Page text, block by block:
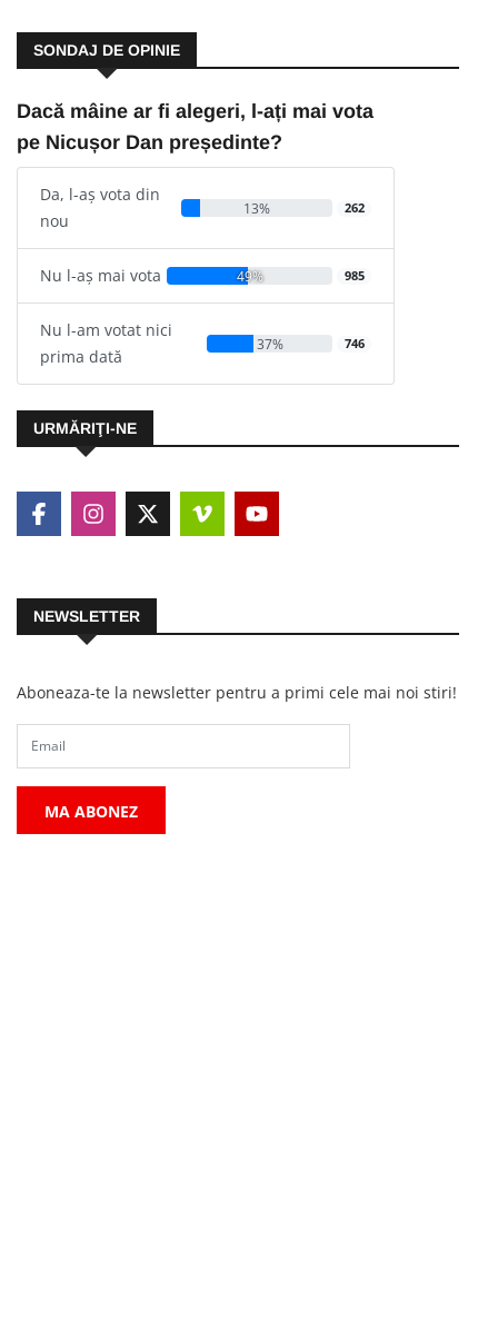
SONDAJ DE OPINIE
Dacă mâine ar fi alegeri, l-ați mai vota
pe Nicușor Dan președinte?
Da, l-aș vota din
nou
13% 262
Nu l-aș mai vota 49% 985
Nu l-am votat nici
prima dată
37% 746
URMĂRIŢI-NE
NEWSLETTER
Aboneaza-te la newsletter pentru a primi cele mai noi stiri!
MA ABONEZ